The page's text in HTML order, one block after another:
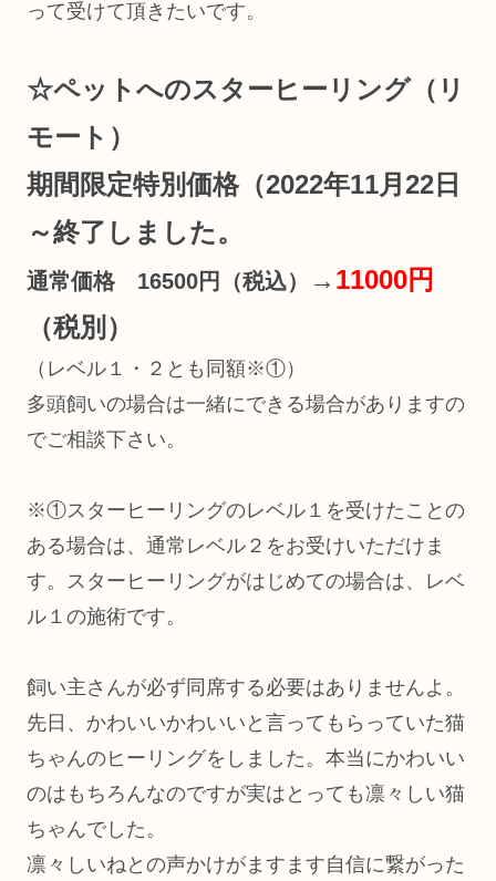
って受けて頂きたいです。
☆ペットへのスターヒーリング（リ
モート）
期間限定特別価格（2022年11月22日
～終了しました。
通常価格 16500円（税込） → 11000円
（税別）
（レベル１・２とも同額※①）
多頭飼いの場合は一緒にできる場合がありますの
でご相談下さい。
※①スターヒーリングのレベル１を受けたことの
ある場合は、通常レベル２をお受けいただけま
す。スターヒーリングがはじめての場合は、レベ
ル１の施術です。
飼い主さんが必ず同席する必要はありませんよ。
先日、かわいいかわいいと言ってもらっていた猫
ちゃんのヒーリングをしました。本当にかわいい
のはもちろんなのですが実はとっても凛々しい猫
ちゃんでした。
凛々しいねとの声かけがますます自信に繋がった